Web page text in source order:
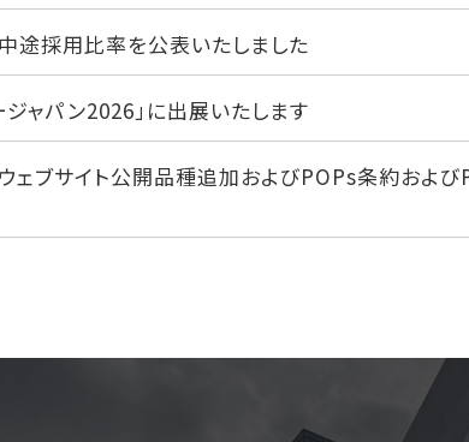
途採用比率を公表いたしました
ャパン2026」に出展いたします
ブサイト公開品種追加およびPOPs条約および